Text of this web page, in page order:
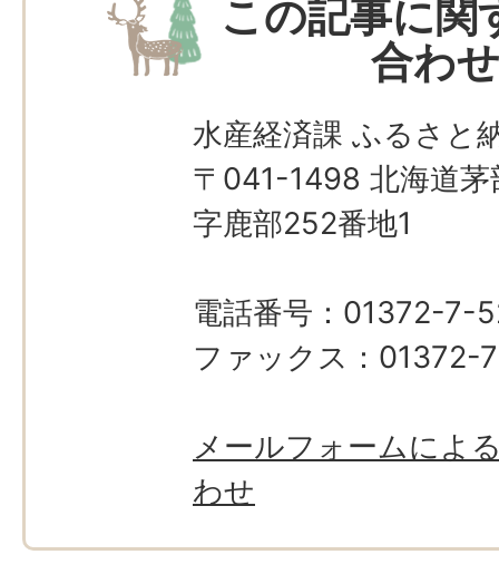
この記事に関
合わ
水産経済課 ふるさと
〒041-1498 北海道茅
字鹿部252番地1
電話番号：01372-7-
ファックス：01372-
メールフォームによ
わせ